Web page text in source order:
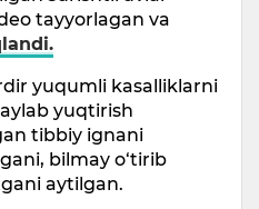
tayyorlagan va
yuqumli kasalliklarni
yuqtirish
tibbiy ignani
bilmay o‘tirib
aytilgan.